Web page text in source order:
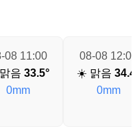
08 11:00
음 33.5°
0mm
08-08 12:00
☀️ 맑음 34.4°
0mm